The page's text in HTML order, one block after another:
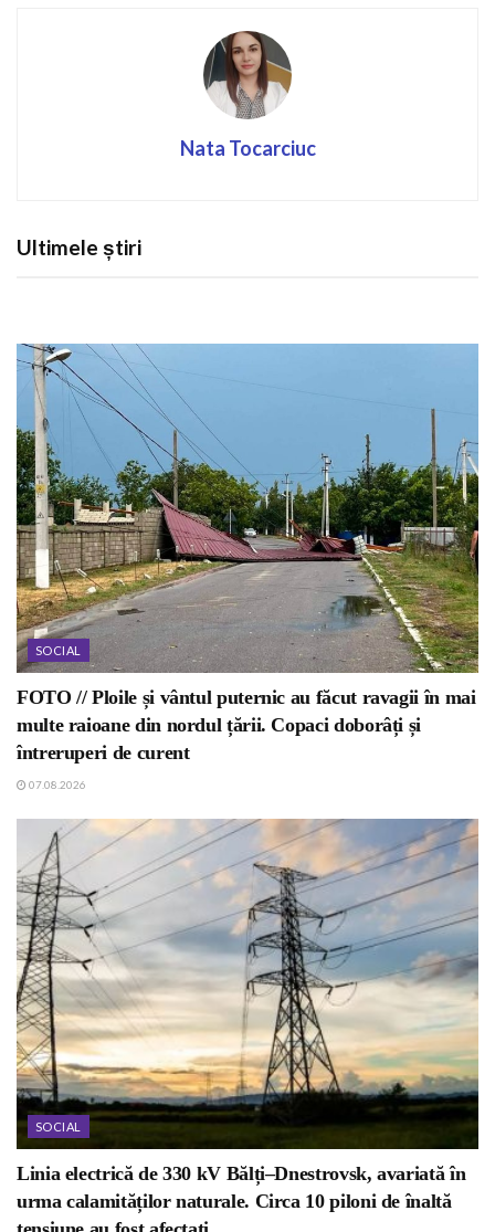
Nata Tocarciuc
Ultimele știri
SOCIAL
FOTO // Ploile și vântul puternic au făcut ravagii în mai
multe raioane din nordul țării. Copaci doborâți și
întreruperi de curent
07.08.2026
SOCIAL
Linia electrică de 330 kV Bălți–Dnestrovsk, avariată în
urma calamităților naturale. Circa 10 piloni de înaltă